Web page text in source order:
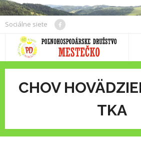
Skip
to
content
Sociálne siete
CHOV
TKA